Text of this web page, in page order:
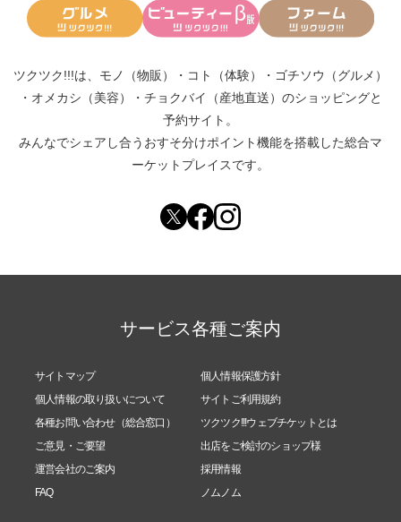
ツクツク!!!は、 モノ（物販） ・ コト（体験） ・ ゴチソウ（グルメ）
・ オメカシ（美容） ・ チョクバイ（産地直送） のショッピングと
予約サイト。
みんなでシェアし合う おすそ分けポイント機能を搭載した総合マ
ーケットプレイスです。
サービス各種ご案内
サイトマップ
個人情報保護方針
個人情報の取り扱いについて
サイトご利用規約
各種お問い合わせ（総合窓口）
ツクツク!!!ウェブチケットとは
ご意見・ご要望
出店をご検討のショップ様
運営会社のご案内
採用情報
FAQ
ノムノム